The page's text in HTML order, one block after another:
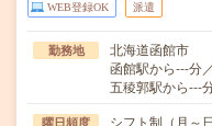
WEB登録OK 派遣
勤務地
北海道函館市
函館駅から---分
五稜郭駅から---
曜日頻度
シフト制（月～